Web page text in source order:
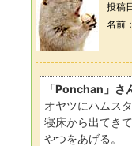
投稿
名前
「Ponchan」さ
オヤツにハムス
寝床から出てき
やつをあげる。